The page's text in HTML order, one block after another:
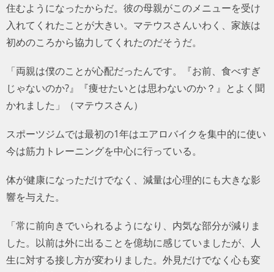
住むようになったからだ。彼の母親がこのメニューを受け
入れてくれたことが大きい。マテウスさんいわく、家族は
初めのころから協力してくれたのだそうだ。
「両親は僕のことが心配だったんです。『お前、食べすぎ
じゃないのか?』『痩せたいとは思わないのか？』とよく聞
かれました」（マテウスさん）
スポーツジムでは最初の1年はエアロバイクを集中的に使い
今は筋力トレーニングを中心に行っている。
体が健康になっただけでなく、減量は心理的にも大きな影
響を与えた。
「常に前向きでいられるようになり、内気な部分が減りま
した。以前は外に出ることを億劫に感じていましたが、人
生に対する接し方が変わりました。外見だけでなく心も変